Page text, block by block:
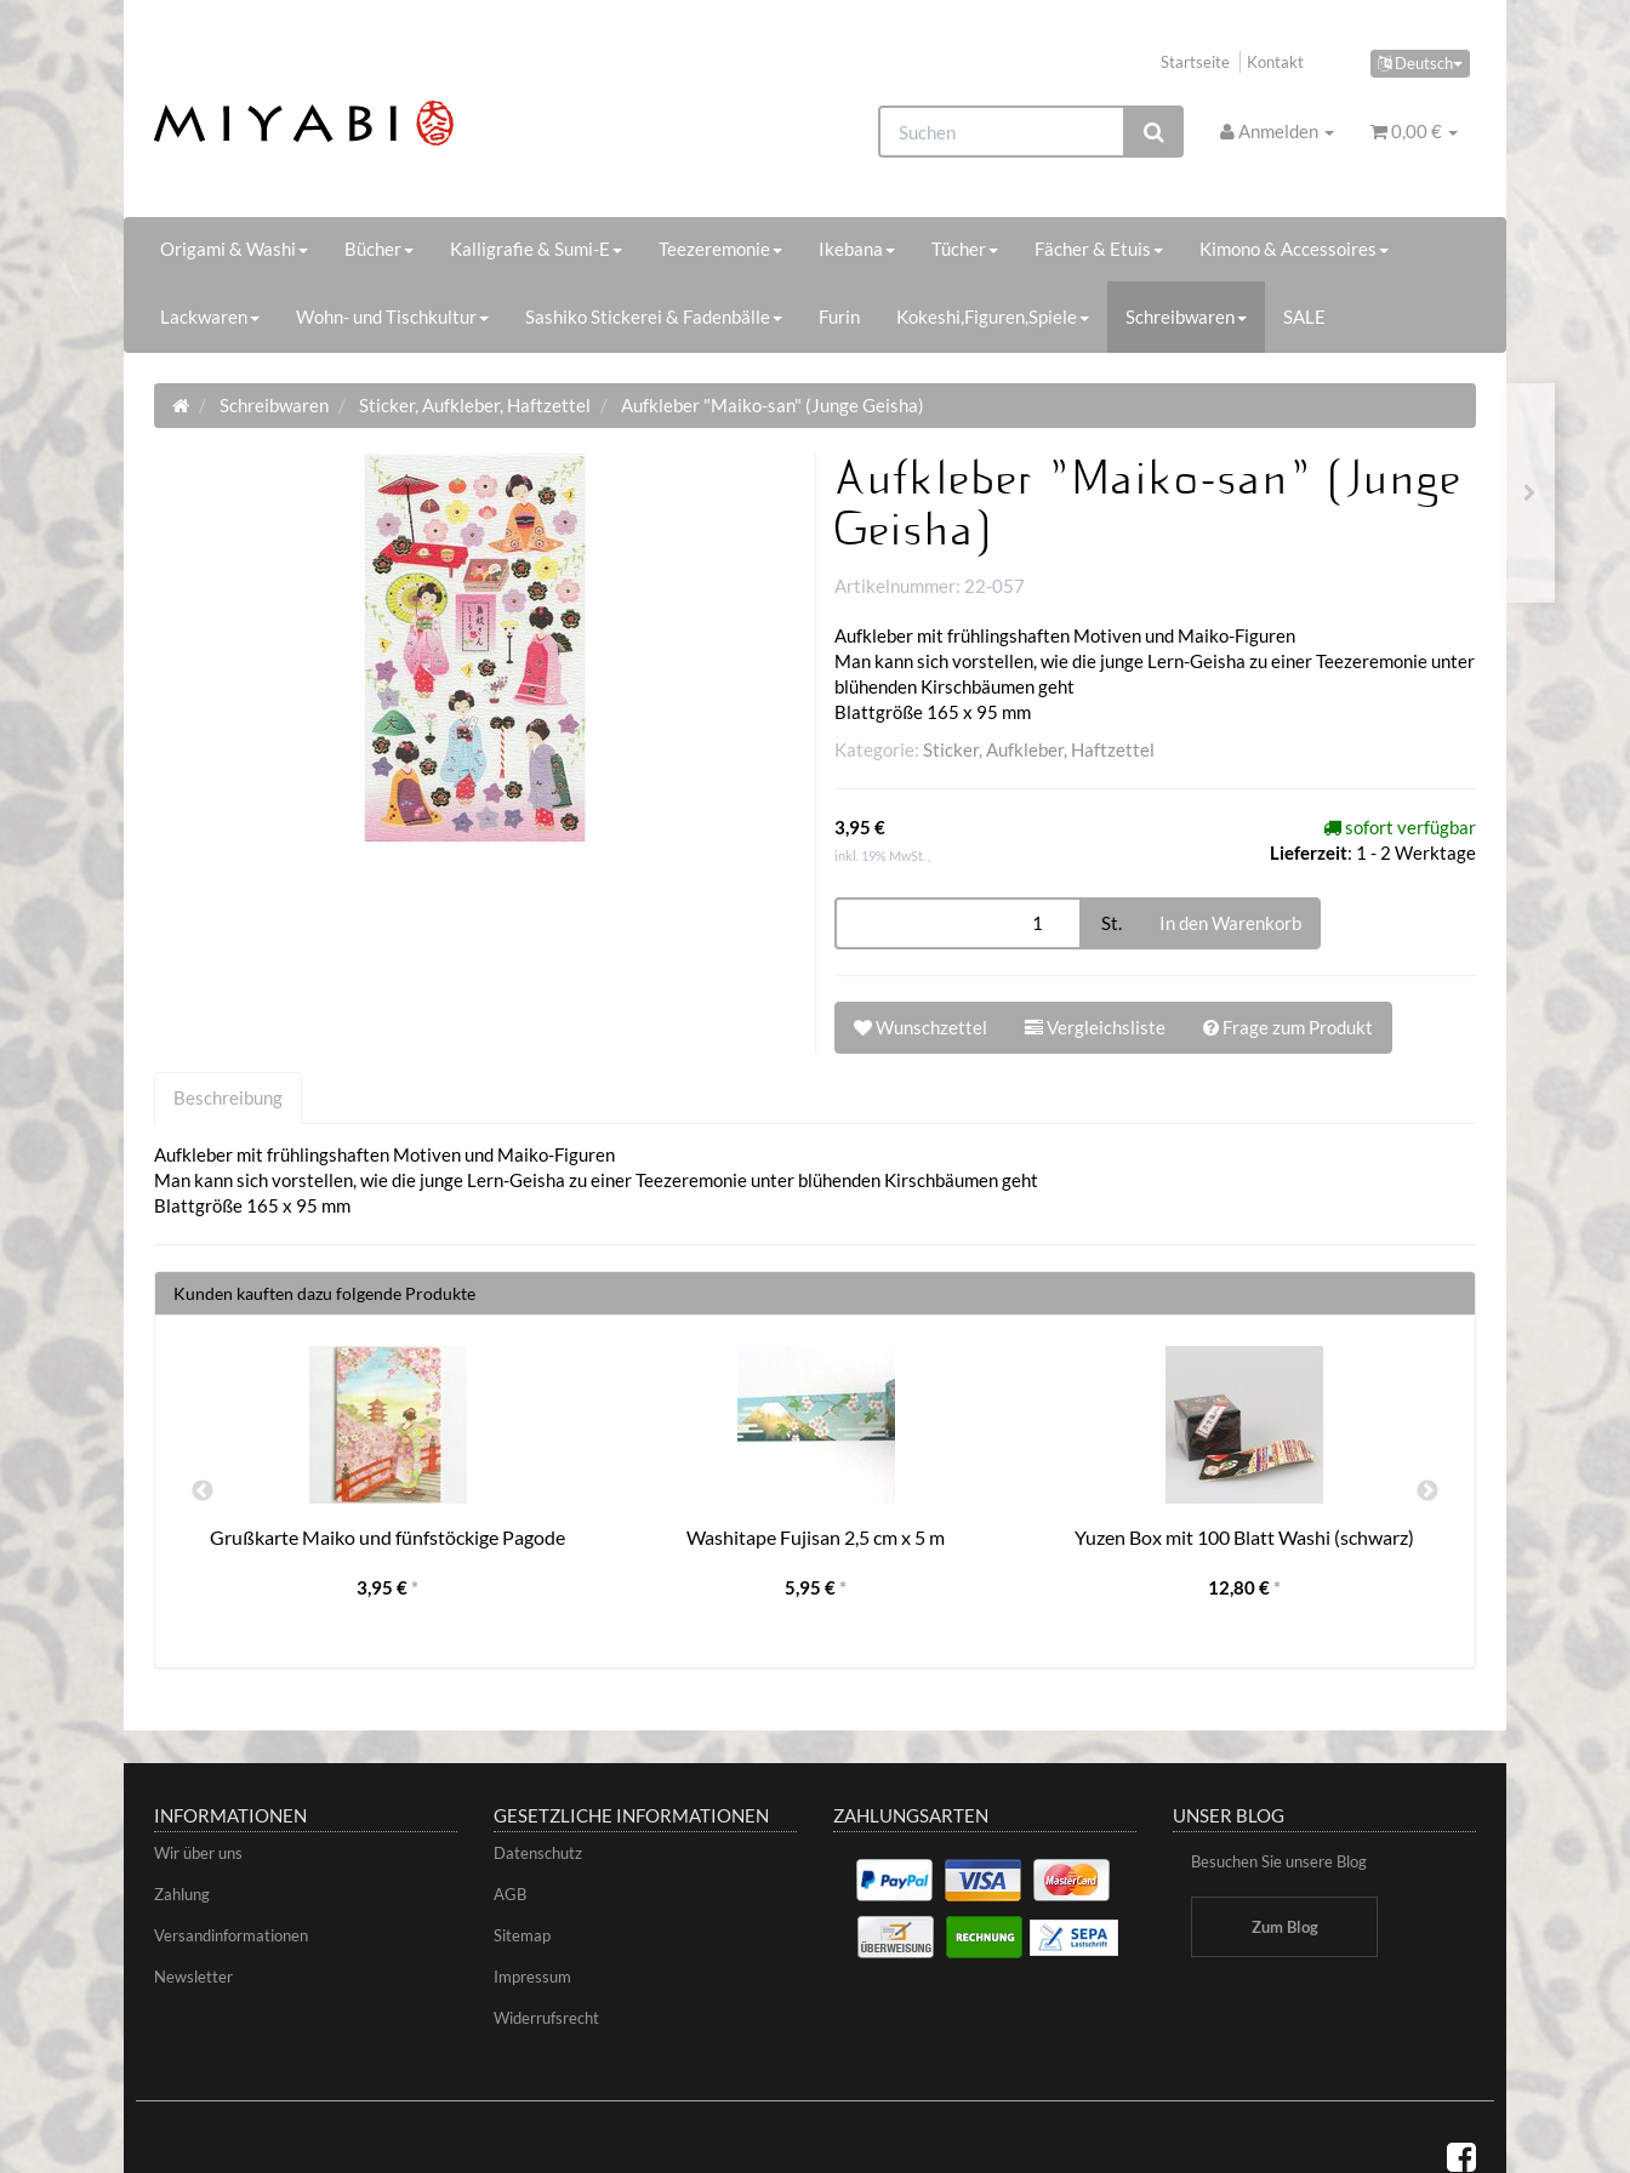
Deutsch
Startseite Kontakt
Anmelden 0,00 €
Origami & Washi Bücher Kalligrafie & Sumi-E Teezeremonie Ikebana Tücher Fächer & Etuis Kimono & Accessoires
Lackwaren Wohn- und Tischkultur Sashiko Stickerei & Fadenbälle Furin Kokeshi,Figuren,Spiele Schreibwaren SALE
Schreibwaren Sticker, Aufkleber, Haftzettel Aufkleber "Maiko-san" (Junge Geisha)
Aufkleber "Maiko-san" (Junge
Geisha)
Artikelnummer: 22-057
Aufkleber mit frühlingshaften Motiven und Maiko-Figuren
Man kann sich vorstellen, wie die junge Lern-Geisha zu einer Teezeremonie unter
blühenden Kirschbäumen geht
Blattgröße 165 x 95 mm
Kategorie: Sticker, Aufkleber, Haftzettel
3,95 €
inkl. 19% MwSt. ,
sofort verfügbar
Lieferzeit: 1 - 2 Werktage
St. In den Warenkorb
Wunschzettel Vergleichsliste Frage zum Produkt
Beschreibung
Aufkleber mit frühlingshaften Motiven und Maiko-Figuren
Man kann sich vorstellen, wie die junge Lern-Geisha zu einer Teezeremonie unter blühenden Kirschbäumen geht
Blattgröße 165 x 95 mm
Kunden kauften dazu folgende Produkte
14,5 cm Grußkarte Maiko und fünfstöckige Pagode
3,95 € *
Washitape Fujisan 2,5 cm x 5 m
5,95 € *
Yuzen Box mit 100 Blatt Washi (schwarz)
12,80 € *
INFORMATIONEN
Wir über uns
Zahlung
Versandinformationen
Newsletter
GESETZLICHE INFORMATIONEN
Datenschutz
AGB
Sitemap
Impressum
Widerrufsrecht
ZAHLUNGSARTEN UNSER BLOG
Besuchen Sie unsere Blog
Zum Blog